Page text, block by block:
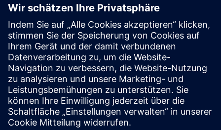
Zusätzliche Ressourcen
Betriebsanleitung
SITRANS FMS400